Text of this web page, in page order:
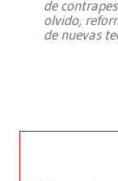
de
olvido,
de nuevas